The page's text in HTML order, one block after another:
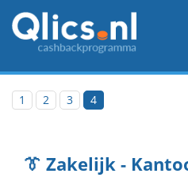
1 2 3 4
👔 Zakelijk -